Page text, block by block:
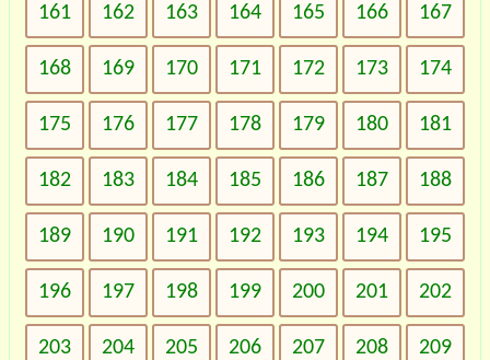
161 162 163 164 165 166 167
168 169 170 171 172 173 174
175 176 177 178 179 180 181
182 183 184 185 186 187 188
189 190 191 192 193 194 195
196 197 198 199 200 201 202
203 204 205 206 207 208 209